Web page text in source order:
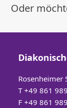
Oder
Rosenheimer
T+49 861
F +49 861